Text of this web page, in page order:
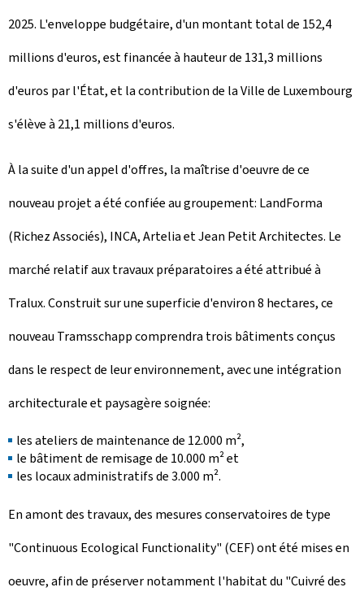
2025. L'enveloppe budgétaire, d'un montant total de 152,4
millions d'euros, est financée à hauteur de 131,3 millions
d'euros par l'État, et la contribution de la Ville de Luxembourg
s'élève à 21,1 millions d'euros.
À la suite d'un appel d'offres, la maîtrise d'oeuvre de ce
nouveau projet a été confiée au groupement: LandForma
(Richez Associés), INCA, Artelia et Jean Petit Architectes. Le
marché relatif aux travaux préparatoires a été attribué à
Tralux. Construit sur une superficie d'environ 8 hectares, ce
nouveau Tramsschappcomprendra trois bâtiments conçus
dans le respect de leur environnement, avec une intégration
architecturale et paysagère soignée:
les ateliers de maintenance de 12.000 m²,
le bâtiment de remisage de 10.000 m² et
les locaux administratifs de 3.000 m².
En amont des travaux, des mesures conservatoires de type
"Continuous Ecological Functionality" (CEF) ont été mises en
oeuvre, afin de préserver notamment l'habitat du "Cuivré des